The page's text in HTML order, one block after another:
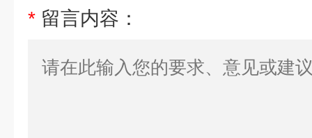
* 留言内容：